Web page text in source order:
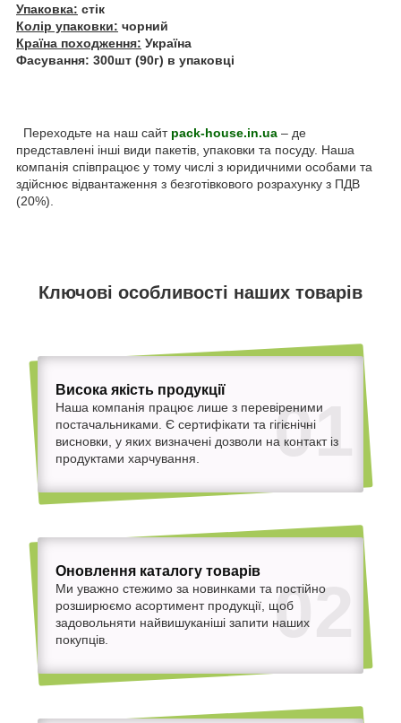
Упаковка: стік
Колір упаковки: чорний
Країна походження: Україна
Фасування: 300шт (90г) в упаковці
Переходьте на наш сайт pack-house.in.ua – де
представлені інші види пакетів, упаковки та посуду. Наша
компанія співпрацює у тому числі з юридичними особами та
здійснює відвантаження з безготівкового розрахунку з ПДВ
(20%).
Ключові особливості наших товарів
01
Висока якість продукції
Наша компанія працює лише з перевіреними
постачальниками. Є сертифікати та гігієнічні
висновки, у яких визначені дозволи на контакт із
продуктами харчування.
02
Оновлення каталогу товарів
Ми уважно стежимо за новинками та постійно
розширюємо асортимент продукції, щоб
задовольняти найвишуканіші запити наших
покупців.